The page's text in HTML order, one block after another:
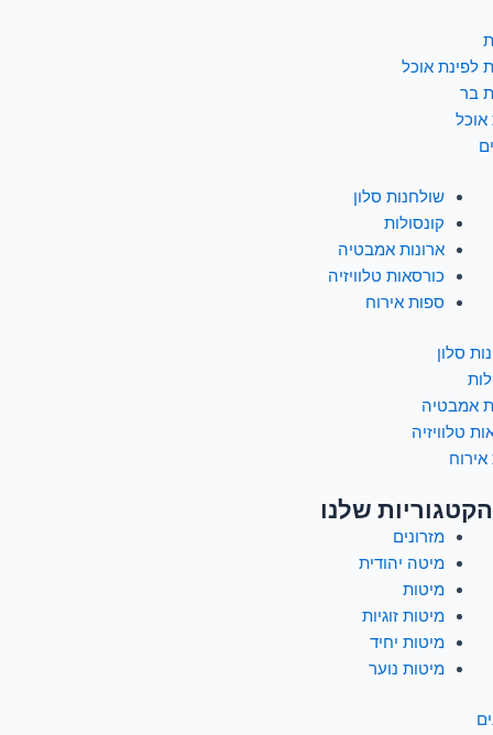
לפינת אוכל
בר
אוכל
שולחנות סלון
קונסולות
ארונות אמבטיה
כורסאות טלוויזיה
ספות אירוח
סלון
אמבטיה
טלוויזיה
הקטגוריות שלנו
מזרונים
מיטה יהודית
מיטות
מיטות זוגיות
מיטות יחיד
מיטות נוער